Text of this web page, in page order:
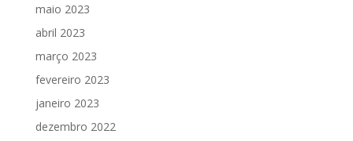
maio 2023
abril 2023
março 2023
fevereiro 2023
janeiro 2023
dezembro 2022